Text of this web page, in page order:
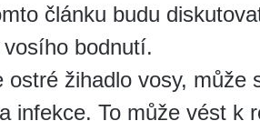
článku budu
bodnutí.
žihadlo vosy, může
infekce. To může vést k